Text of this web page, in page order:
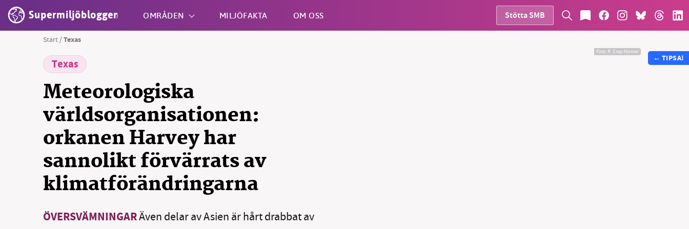
Supermiljöbloggen OMRÅDEN MILJÖFAKTA OM OSS Stötta SMB
Start /Texas
Texas
Meteorologiska
världsorganisationen:
orkanen Harvey har
sannolikt förvärrats av
klimatförändringarna
ÖVERSVÄMNINGARÄven delar av Asien är hårt drabbat av
Foto:R. Crap Mariner
← TIPSA!